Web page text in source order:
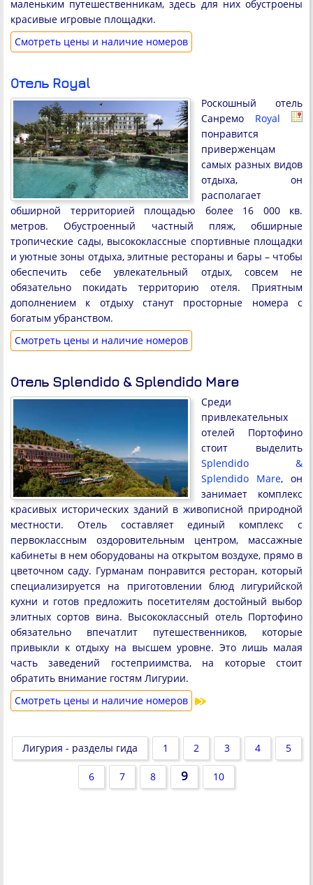
маленьким путешественникам, здесь для них обустроены
красивые игровые площадки.
Cмотреть цены и наличие номеров
Отель Royal
Роскошный отель
Санремо Royal
понравится
приверженцам
самых разных видов
отдыха, он
располагает
обширной территорией площадью более 16 000 кв.
метров. Обустроенный частный пляж, обширные
тропические сады, высококлассные спортивные площадки
и уютные зоны отдыха, элитные рестораны и бары – чтобы
обеспечить себе увлекательный отдых, совсем не
обязательно покидать территорию отеля. Приятным
дополнением к отдыху станут просторные номера с
богатым убранством.
Cмотреть цены и наличие номеров
Отель Splendido & Splendido Mare
Среди
привлекательных
отелей Портофино
стоит выделить
Splendido &
Splendido Mare, он
занимает комплекс
красивых исторических зданий в живописной природной
местности. Отель составляет единый комплекс с
первоклассным оздоровительным центром, массажные
кабинеты в нем оборудованы на открытом воздухе, прямо в
цветочном саду. Гурманам понравится ресторан, который
специализируется на приготовлении блюд лигурийской
кухни и готов предложить посетителям достойный выбор
элитных сортов вина. Высококлассный отель Портофино
обязательно впечатлит путешественников, которые
привыкли к отдыху на высшем уровне. Это лишь малая
часть заведений гостеприимства, на которые стоит
обратить внимание гостям Лигурии.
Cмотреть цены и наличие номеров
Лигурия - разделы гида 1 2 3 4 5
6 7 8 9 10